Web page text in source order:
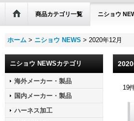
商品カテゴリ一覧 ニショウ
ホーム > ニショウ NEWS > 2020年12月
ニショウ NEWSカテゴリ
海外メーカー・製品
国内メーカー・製品
ハーネス加工
2020
19